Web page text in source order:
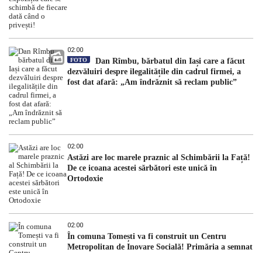
02:00
FOTO
Dan Rîmbu, bărbatul din Iași care a făcut
dezvăluiri despre ilegalitățile din cadrul firmei, a
fost dat afară: „Am îndrăznit să reclam public”
02:00
Astăzi are loc marele praznic al Schimbării la Față!
De ce icoana acestei sărbători este unică în
Ortodoxie
02:00
În comuna Tomești va fi construit un Centru
Metropolitan de Inovare Socială! Primăria a semnat